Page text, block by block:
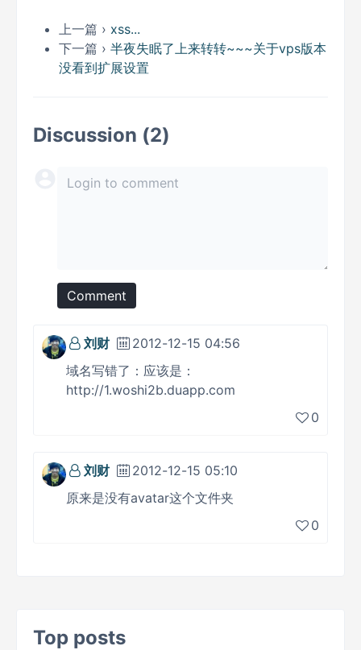
上一篇 › xss...
下一篇 › 半夜失眠了上来转转~~~关于vps版本
没看到扩展设置
Discussion (2)
Comment
刘财
2012-12-15 04:56
域名写错了：应该是：
http://1.woshi2b.duapp.com
0
刘财
2012-12-15 05:10
原来是没有avatar这个文件夹
0
Top posts